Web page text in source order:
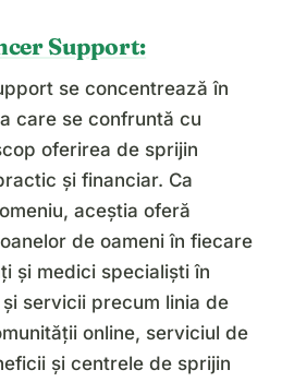
Support:
se concentrează în
care se confruntă cu
oferirea de sprijin
și financiar. Ca
aceștia oferă
de oameni în fiecare
și medici specialiști în
servicii precum linia de
online, serviciul de
și centrele de sprijin